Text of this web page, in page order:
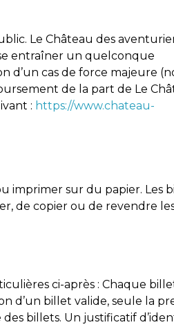
Le Château des
entraîner un quelconque
d’un cas de force majeure
de la part de Le
: https://www.chateau-
imprimer sur du papier. Les
de copier ou de revendre
ci-après : Chaque
d’un billet valide, seule la
billets. Un justificatif